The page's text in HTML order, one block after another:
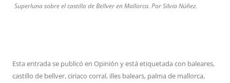
Superluna sobre el castillo de Bellver en Mallorca. Por Silvia Núñez.
Esta entrada se publicó en Opinión y está etiquetada con baleares,
castillo de bellver,ciriaco corral, illes balears, palma de mallorca,